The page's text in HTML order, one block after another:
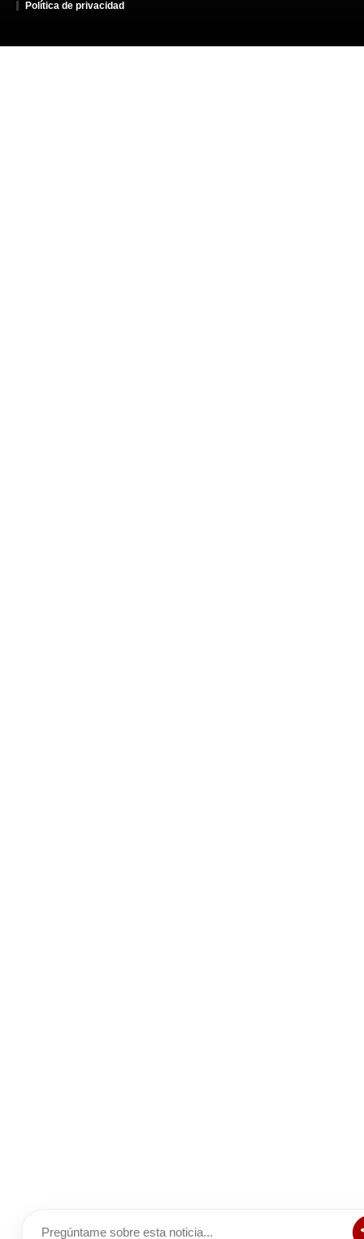
Política de privacidad